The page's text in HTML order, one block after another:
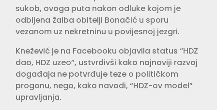
sukob, ovoga puta nakon odluke kojom je
odbijena žalba obitelji Bonačić u sporu
vezanom uz nekretninu u povijesnoj jezgri.
Knežević je na Facebooku objavila status “HDZ
dao, HDZ uzeo”, ustvrdivši kako najnoviji razvoj
događaja ne potvrđuje teze o političkom
progonu, nego, kako navodi, “HDZ-ov model”
upravljanja.